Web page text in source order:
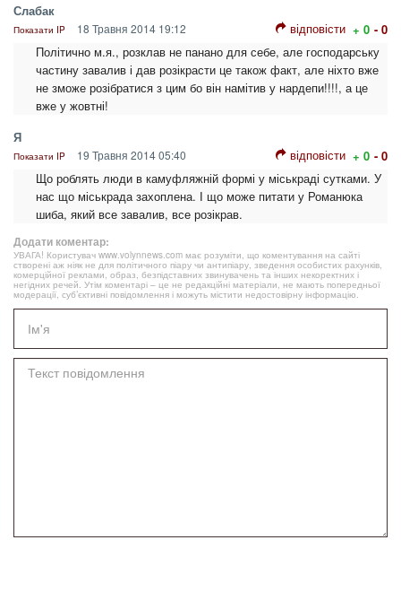
Слабак
Показати IP 18 Травня 2014 19:12 відповісти + 0 - 0
Політично м.я., розклав не панано для себе, але господарську
частину завалив і дав розікрасти це також факт, але ніхто вже
не зможе розібратися з цим бо він намітив у нардепи!!!!, а це
вже у жовтні!
Я
Показати IP 19 Травня 2014 05:40 відповісти + 0 - 0
Що роблять люди в камуфляжній формі у міськраді сутками. У
нас що міськрада захоплена. І що може питати у Романюка
шиба, який все завалив, все розікрав.
Додати коментар:
УВАГА! Користувач www.volynnews.com має розуміти, що коментування на сайті
створені аж ніяк не для політичного піару чи антипіару, зведення особистих рахунків,
комерційної реклами, образ, безпідставних звинувачень та інших некоректних і
негідних речей. Утім коментарі – це не редакційні матеріали, не мають попередньої
модерації, суб’єктивні повідомлення і можуть містити недостовірну інформацію.